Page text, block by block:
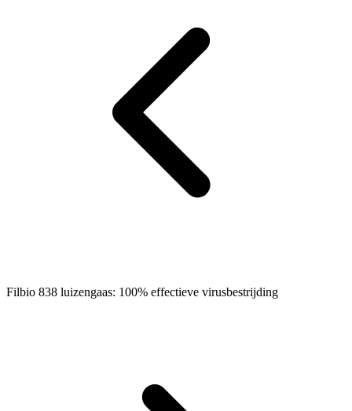
Filbio 838 luizengaas: 100% effectieve virusbestrijding